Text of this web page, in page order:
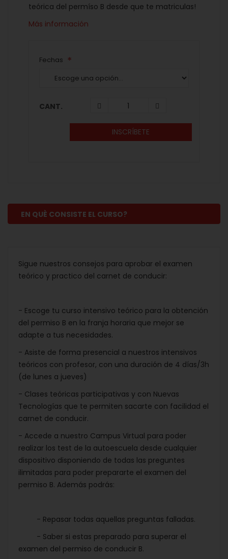
teórica del permíso B desde que te matriculas!
Más información
Fechas
CANT.
INSCRÍBETE
EN QUÈ CONSISTE EL CURSO?
Sigue nuestros consejos para aprobar el examen
teórico y practico del carnet de conducir:
- Escoge tu curso intensivo teórico para la obtención
del permiso B en la franja horaria que mejor se
adapte a tus necesidades.
- Asiste de forma presencial a nuestros intensivos
teóricos con profesor, con una duración de 4 días/3h
(de lunes a jueves)
- Clases teóricas participativas y con Nuevas
Tecnologías que te permiten sacarte con facilidad el
carnet de conducir.
- Accede a nuestro Campus Virtual para poder
realizar los test de la autoescuela desde cualquier
dispositivo disponiendo de todas las preguntes
ilimitadas para poder prepararte el examen del
permiso B. Además podrás:
- Repasar todas aquellas preguntas falladas.
- Saber si estas preparado para superar el
examen del permiso de conducir B.